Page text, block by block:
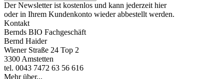
Der Newsletter ist kostenlos und kann jederzeit hier
oder in Ihrem Kundenkonto wieder abbestellt werden.
Kontakt
Bernds BIO Fachgeschäft
Bernd Haider
Wiener Straße 24 Top 2
3300 Amstetten
tel. 0043 7472 63 56 616
Mehr über...